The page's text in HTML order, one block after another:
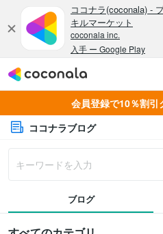
会員登録で10％割引
ココナラブログ
ブログ